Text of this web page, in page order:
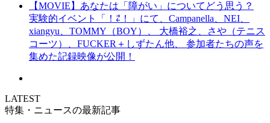
【MOVIE】あなたは「障がい」についてどう思う？
実験的イベント「！⇄！」にて、Campanella、NEI、
xiangyu、TOMMY（BOY）、 大橋裕之、さや（テニス
コーツ）、FUCKER＋しずたん他、 参加者たちの声を
集めた記録映像が公開！
LATEST
特集・ニュースの最新記事